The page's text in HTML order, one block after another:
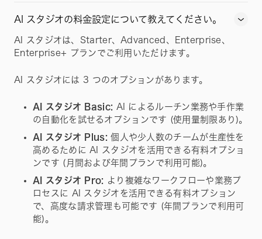
AI スタジオの料金設定について教えてください。
AI スタジオは、Starter、Advanced、Enterprise、
Enterprise+ プランでご利用いただけます。
AI スタジオには 3 つのオプションがあります。
AI スタジオ Basic: AI によるルーチン業務や手作業
の自動化を試せるオプションです (使用量制限あり)。
AI スタジオ Plus:個人や少人数のチームが生産性を
高めるために AI スタジオを活用できる有料オプショ
ンです (月間および年間プランで利用可能)。
AI スタジオ Pro: より複雑なワークフローや業務プ
ロセスに AI スタジオを活用できる有料オプション
で、高度な請求管理も可能です (年間プランで利用可
能)。